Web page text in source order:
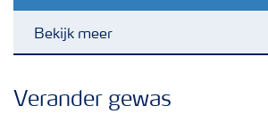
Bekijk meer
Verander gewas